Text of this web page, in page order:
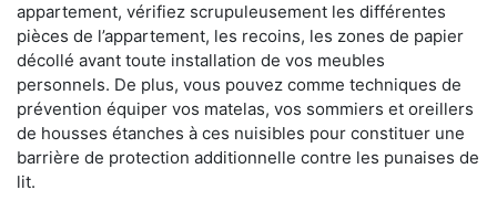
appartement, vérifiez scrupuleusement les différentes
pièces de l’appartement, les recoins, les zones de papier
décollé avant toute installation de vos meubles
personnels. De plus, vous pouvez comme techniques de
prévention équiper vos matelas, vos sommiers et oreillers
de housses étanches à ces nuisibles pour constituer une
barrière de protection additionnelle contre les punaises de
lit.